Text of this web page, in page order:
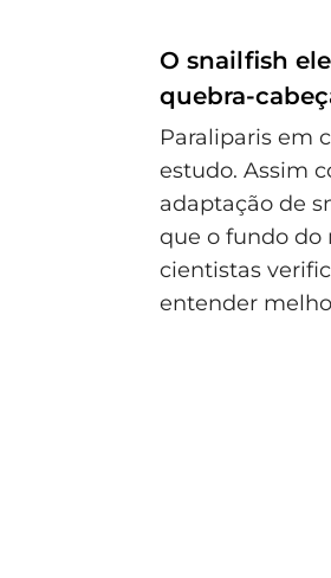
O snailfish
Paraliparis em
estudo. Assim
adaptação de
que o fundo do
cientistas
entender